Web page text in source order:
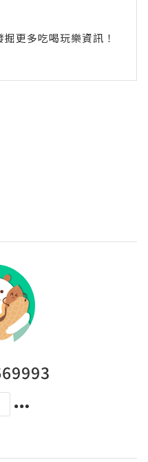
更多吃喝玩樂資訊！